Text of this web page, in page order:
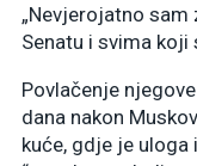
„Nevjerojatno sam
Senatu i svima koji
Povlačenje
dana nakon
kuće, gdje je